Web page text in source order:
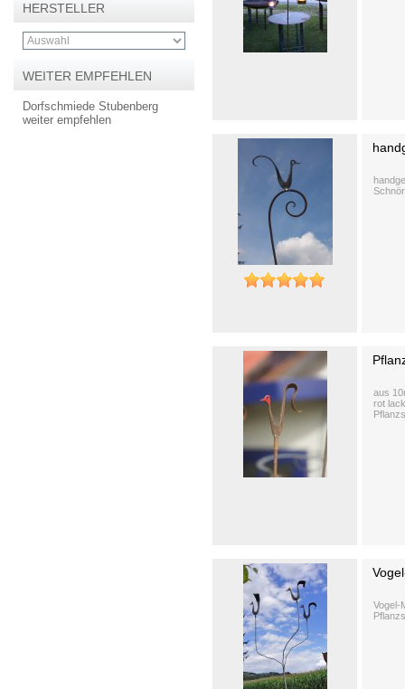
HERSTELLER
WEITER EMPFEHLEN
Dorfschmiede Stubenberg
weiter empfehlen
aus
rot
Vogel-